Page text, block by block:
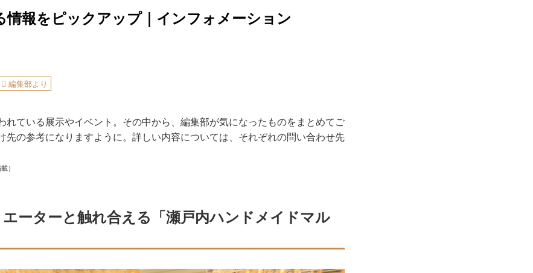
情報をピックアップ｜インフォメーション
編集部より
れている展示やイベント。その中から、編集部が気になったものをまとめてご
先の参考になりますように。詳しい内容については、それぞれの問い合わせ先
）
エーターと触れ合える「瀬戸内ハンドメイドマル